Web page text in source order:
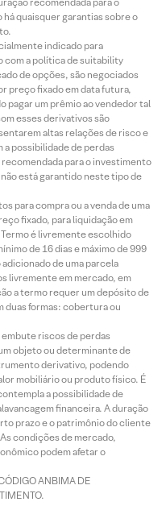
quaisquer garantias sobre o
indicado para
com a política de suitability
de opções, são negociados
preço fixado em data futura,
pagar um prêmio ao vendedor tal
esses derivativos são
altas relações de risco e
possibilidade de perdas
para o investimento
está garantido neste tipo de
para compra ou a venda de uma
fixado, para liquidação em
é livremente escolhido
de 16 dias e máximo de 999
de uma parcela
livremente em mercado, em
a termo requer um depósito de
duas formas: cobertura ou
riscos de perdas
objeto ou determinante de
derivativo, podendo
mobiliário ou produto físico. É
a possibilidade de
financeira. A duração
prazo e o patrimônio do cliente
condições de mercado,
podem afetar o
ANBIMA DE